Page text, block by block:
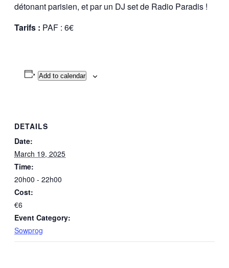
détonant parisien, et par un DJ set de Radio Paradis !
Tarifs : PAF : 6€
Add to calendar
DETAILS
Date:
March 19, 2025
Time:
20h00 - 22h00
Cost:
€6
Event Category:
Sowprog